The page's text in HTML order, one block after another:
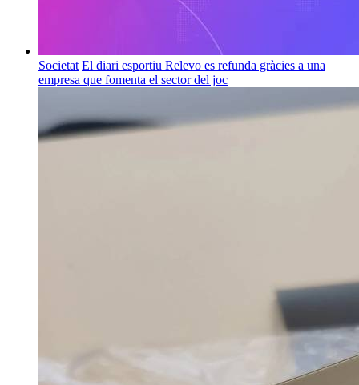
Societat El diari esportiu Relevo es refunda gràcies a una
empresa que fomenta el sector del joc